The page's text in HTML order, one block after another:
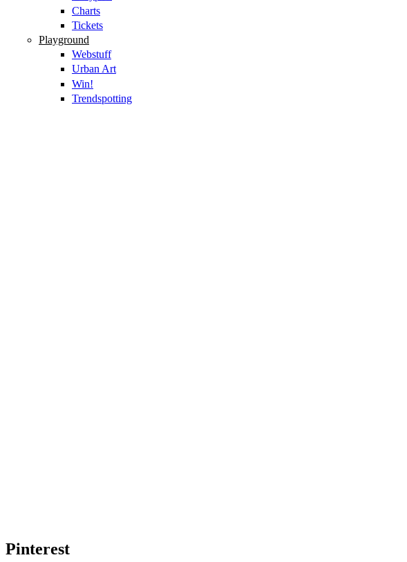
Charts
Tickets
Playground
Webstuff
Urban Art
Win!
Trendspotting
Pinterest